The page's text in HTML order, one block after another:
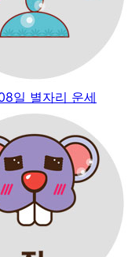
일 별자리 운세